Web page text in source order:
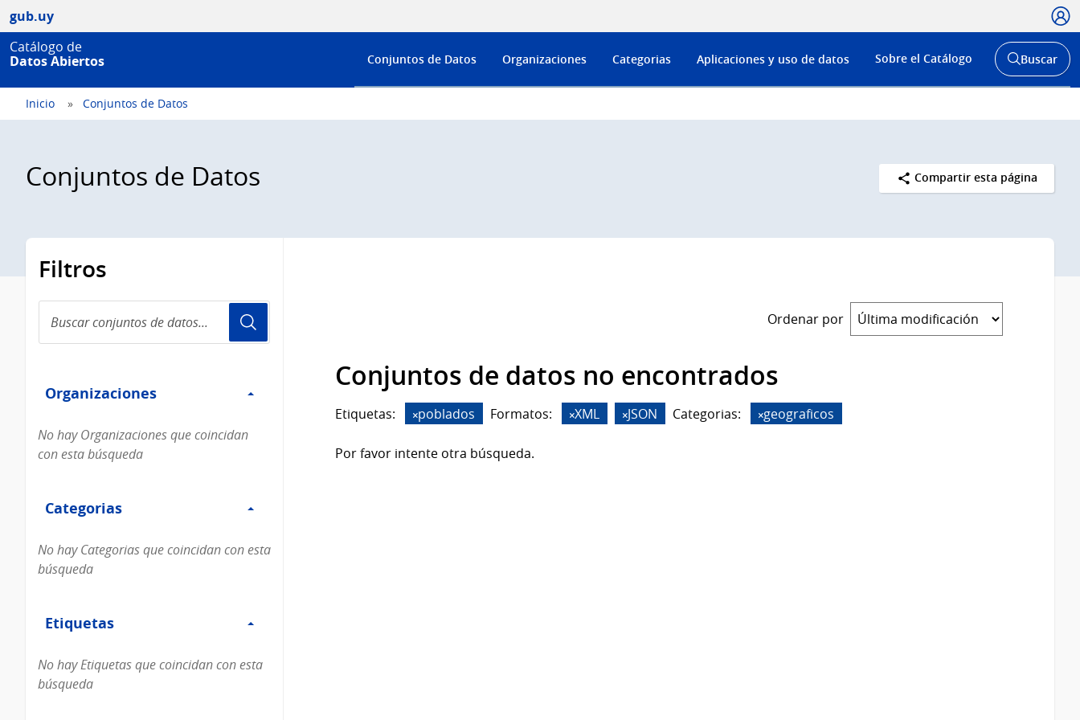
gub.uy
Catálogo de
Datos Abiertos
Menú
de
Conjuntos de Datos Organizaciones Categorias Aplicaciones y uso de datos Sobre el Catálogo
Abrir
buscador
Buscar
Inicio Conjuntos de Datos
Conjuntos de Datos Compartir esta página
Filtros
conjuntos
de
Organizaciones
Organizaciones
No hay Organizaciones que coincidan
con esta búsqueda
Categorias
Categorias
No hay Categorias que coincidan con esta
búsqueda
Etiquetas
Etiquetas
No hay Etiquetas que coincidan con esta
búsqueda
Ordenar por
Conjuntos de datos no encontrados
Etiquetas: poblados Formatos: XML JSON Categorias: geograficos
Por favor intente otra búsqueda.